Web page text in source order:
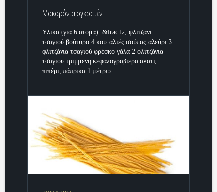
Μακαρόνια ογκρατέν
Υλικά (για 6 άτομα): &frac12; φλιτζάνι
τσαγιού βούτυρο 4 κουταλιές σούπας αλεύρι 3
φλιτζάνια τσαγιού φρέσκο γάλα 2 φλιτζάνια
τσαγιού τριμμένη κεφαλογραβιέρα αλάτι,
πιπέρι, πάπρικα 1 μέτριο...